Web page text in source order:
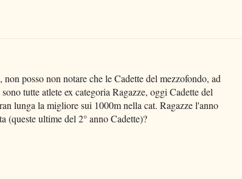
posso non notare che le Cadette del mezzofondo, ad
tutte atlete ex categoria Ragazze, oggi Cadette del
lunga la migliore sui 1000m nella cat. Ragazze l'anno
(queste ultime del 2° anno Cadette)?